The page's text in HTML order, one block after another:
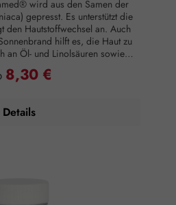
wird aus den Samen der
gepresst. Es unterstützt die
den Hautstoffwechsel an. Auch
hilft es, die Haut zu
an Öl- und Linolsäuren sowie
Haut,
Haut, reife Haut, sensible
Haut einmassieren.
Preis:
8,30 €
Details